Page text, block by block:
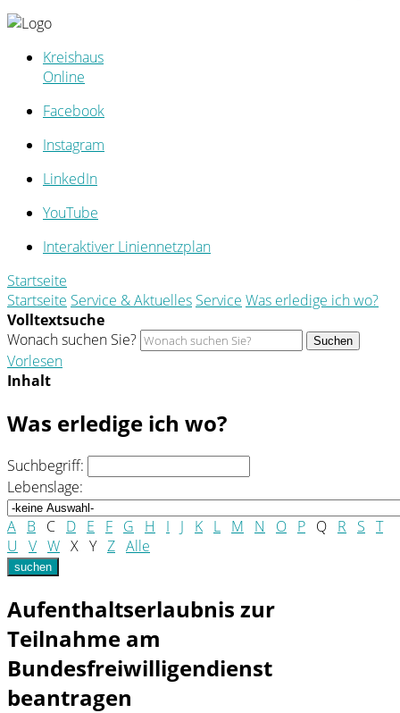
Kreishaus
Online
Facebook
Instagram
LinkedIn
YouTube
Interaktiver Liniennetzplan
Startseite
Startseite Service & Aktuelles Service Was erledige ich wo?
Volltextsuche
Wonach suchen Sie?
Suchen
Vorlesen
Inhalt
Was erledige ich wo?
Suchbegriff:
Lebenslage:
A B C D E F G H I J K L M N O P Q R S T
U
V W X Y Z Alle
suchen
Aufenthaltserlaubnis zur
Teilnahme am
Bundesfreiwilligendienst
beantragen